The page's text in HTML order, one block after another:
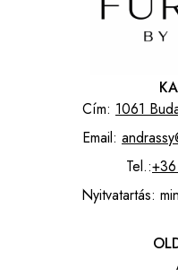
Cím: 1061
Email:
Tel.:
Nyitvatartás: